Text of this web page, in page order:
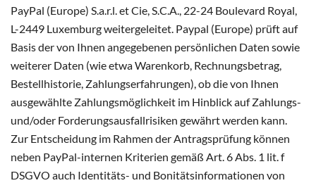
PayPal (Europe) S.a.r.l. et Cie, S.C.A., 22-24 Boulevard Royal,
L-2449 Luxemburg weitergeleitet. Paypal (Europe) prüft auf
Basis der von Ihnen angegebenen persönlichen Daten sowie
weiterer Daten (wie etwa Warenkorb, Rechnungsbetrag,
Bestellhistorie, Zahlungserfahrungen), ob die von Ihnen
ausgewählte Zahlungsmöglichkeit im Hinblick auf Zahlungs-
und/oder Forderungsausfallrisiken gewährt werden kann.
Zur Entscheidung im Rahmen der Antragsprüfung können
neben PayPal-internen Kriterien gemäß Art. 6 Abs. 1 lit. f
DSGVO auch Identitäts- und Bonitätsinformationen von